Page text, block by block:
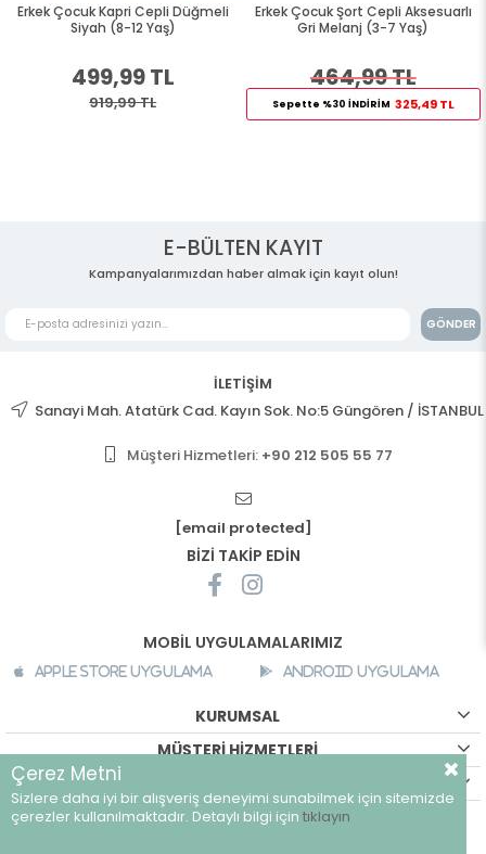
Erkek Çocuk Kapri Cepli Düğmeli
Siyah (8-12 Yaş)
499,99 TL
919,99 TL
Erkek Çocuk Şort Cepli Aksesuarlı
Gri Melanj (3-7 Yaş)
464,99 TL
Sepette %30 İNDİRİM 325,49 TL
E-BÜLTEN KAYIT
Kampanyalarımızdan haber almak için kayıt olun!
GÖNDER
İLETİŞİM
Sanayi Mah. Atatürk Cad. Kayın Sok. No:5 Güngören / İSTANBUL
Müşteri Hizmetleri: +90 212 505 55 77
[email protected]
BİZİ TAKİP EDİN
MOBİL UYGULAMALARIMIZ
Apple Store Uygulama Android Uygulama
KURUMSAL
MÜŞTERİ HİZMETLERİ
©breeze.com.tr - Tüm hakları saklıdır.
Çerez Metni
Sizlere daha iyi bir alışveriş deneyimi sunabilmek için sitemizde
çerezler kullanılmaktadır. Detaylı bilgi için tıklayın